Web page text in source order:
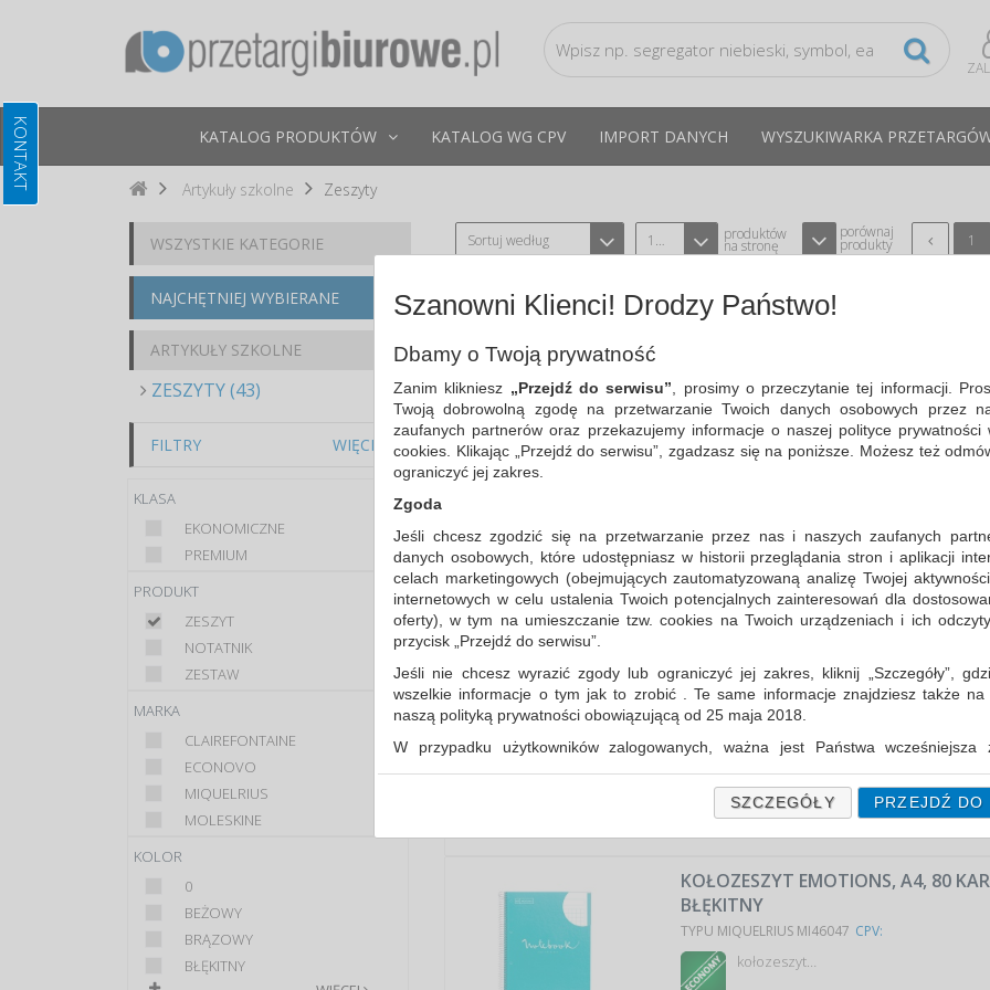
KATALOG PRODUKTÓW KATALOG WG CPV IMPORT DANYCH WYSZUKIWARKA
Artykuły szkolne Zeszyty
WSZYSTKIE KATEGORIE
NAJCHĘTNIEJ WYBIERANE
ARTYKUŁY SZKOLNE
ZESZYTY (43)
FILTRY WIĘCEJ
KLASA
EKONOMICZNE
PREMIUM
PRODUKT
ZESZYT
NOTATNIK
ZESTAW
MARKA
CLAIREFONTAINE
ECONOVO
MIQUELRIUS
MOLESKINE
KOLOR
0
BEŻOWY
BRĄZOWY
BŁĘKITNY
Sortuj według 12 produktów
na stronę
porównaj
produkty 1
KOŁOZESZYT JUST BLACK
kołozeszyt…
Cena średnia 35,21 PLNbrutto, max: 35,53 PLN,
KOŁOZESZYT JUST BLACK CRAFT
KART., 80G, BEŻOWY
TYPU MIQUELRIUS MI6030 CPV:
kołozeszyt…
Cena średnia35,21 PLNbrutto, max: 35,53 PLN,
KOŁOZESZYT EMOTIONS, A4, 80
RÓŻOWY
TYPU MIQUELRIUS MI46056 CPV:
kołozeszyt…
Cena średnia24,62 PLNbrutto, max: 25,15 PLN,
KOŁOZESZYT EMOTIONS, A4, 80
BŁĘKITNY
TYPU MIQUELRIUS MI46047 CPV:
kołozeszyt…
Szanowni Klienci! Drodzy Państwo!
Dbamy o Twoją prywatność
Zanim klikniesz „Przejdź do serwisu” , prosimy o przeczytanie tej informacji.
Twoją dobrowolną zgodę na przetwarzanie Twoich danych osobowych przez
zaufanych partnerów oraz przekazujemy informacje o naszej polityce prywatności
cookies. Klikając „Przejdź do serwisu”, zgadzasz się na poniższe. Możesz też
ograniczyć jej zakres.
Zgoda
Jeśli chcesz zgodzić się na przetwarzanie przez nas i naszych zaufanych
danych osobowych, które udostępniasz w historii przeglądania stron i aplikacji
celach marketingowych (obejmujących zautomatyzowaną analizę Twojej
internetowych w celu ustalenia Twoich potencjalnych zainteresowań dla
oferty), w tym na umieszczanie tzw. cookies na Twoich urządzeniach i ich
przycisk „Przejdź do serwisu”.
Jeśli nie chcesz wyrazić zgody lub ograniczyć jej zakres, kliknij „Szczegóły”,
wszelkie informacje o tym jak to zrobić . Te same informacje znajdziesz także
naszą polityką prywatności obowiązującą od 25 maja 2018.
W przypadku użytkowników zalogowanych, ważna jest Państwa wcześniejsza
SZCZEGÓŁY PRZEJDŹ DO